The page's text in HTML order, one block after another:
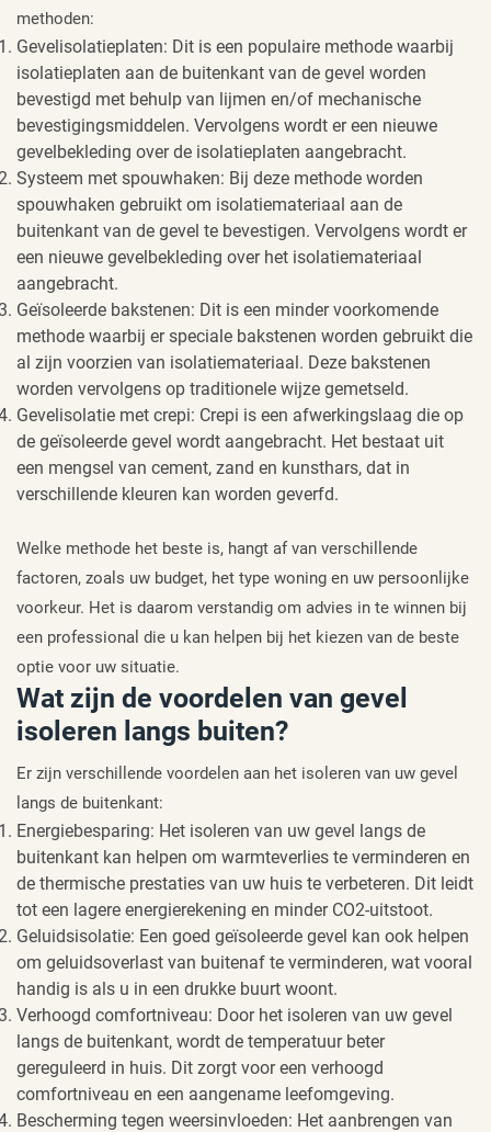
methoden:
Gevelisolatieplaten: Dit is een populaire methode waarbij
isolatieplaten aan de buitenkant van de gevel worden
bevestigd met behulp van lijmen en/of mechanische
bevestigingsmiddelen. Vervolgens wordt er een nieuwe
gevelbekleding over de isolatieplaten aangebracht.
Systeem met spouwhaken: Bij deze methode worden
spouwhaken gebruikt om isolatiemateriaal aan de
buitenkant van de gevel te bevestigen. Vervolgens wordt er
een nieuwe gevelbekleding over het isolatiemateriaal
aangebracht.
Geïsoleerde bakstenen: Dit is een minder voorkomende
methode waarbij er speciale bakstenen worden gebruikt die
al zijn voorzien van isolatiemateriaal. Deze bakstenen
worden vervolgens op traditionele wijze gemetseld.
Gevelisolatie met crepi: Crepi is een afwerkingslaag die op
de geïsoleerde gevel wordt aangebracht. Het bestaat uit
een mengsel van cement, zand en kunsthars, dat in
verschillende kleuren kan worden geverfd.
Welke methode het beste is, hangt af van verschillende
factoren, zoals uw budget, het type woning en uw persoonlijke
voorkeur. Het is daarom verstandig om advies in te winnen bij
een professional die u kan helpen bij het kiezen van de beste
optie voor uw situatie.
Wat zijn de voordelen van gevel
isoleren langs buiten?
Er zijn verschillende voordelen aan het isoleren van uw gevel
langs de buitenkant:
Energiebesparing: Het isoleren van uw gevel langs de
buitenkant kan helpen om warmteverlies te verminderen en
de thermische prestaties van uw huis te verbeteren. Dit leidt
tot een lagere energierekening en minder CO2-uitstoot.
Geluidsisolatie: Een goed geïsoleerde gevel kan ook helpen
om geluidsoverlast van buitenaf te verminderen, wat vooral
handig is als u in een drukke buurt woont.
Verhoogd comfortniveau: Door het isoleren van uw gevel
langs de buitenkant, wordt de temperatuur beter
gereguleerd in huis. Dit zorgt voor een verhoogd
comfortniveau en een aangename leefomgeving.
Bescherming tegen weersinvloeden: Het aanbrengen van